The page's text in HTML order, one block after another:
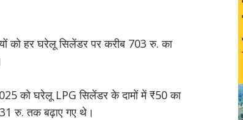
को हर घरेलू सिलेंडर पर करीब 703 रु. का
को घरेलू LPG सिलेंडर के दामों में ₹50 का
31 रु. तक बढ़ाए गए थे।